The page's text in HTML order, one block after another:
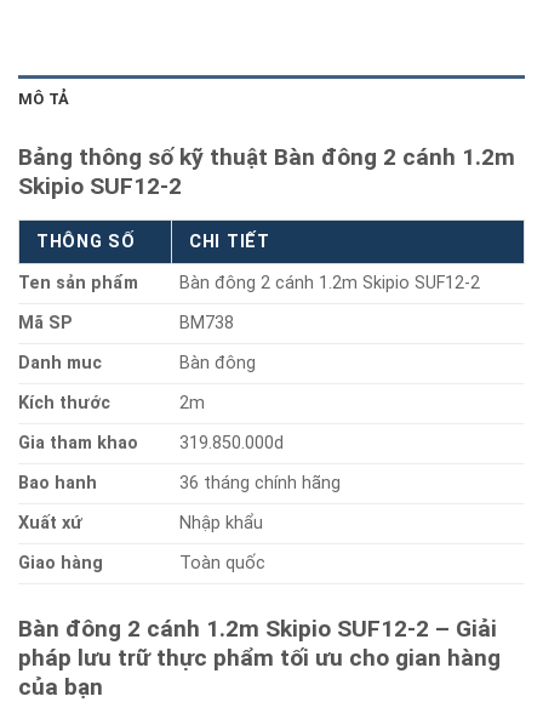
MÔ TẢ
Bảng thông số kỹ thuật Bàn đông 2 cánh 1.2m
Skipio SUF12-2
THÔNG SỐ
CHI TIẾT
Ten sản phẩm
Bàn đông 2 cánh 1.2m Skipio SUF12-2
Mã SP
BM738
Danh muc
Bàn đông
Kích thước
2m
Gia tham khao
319.850.000d
Bao hanh
36 tháng chính hãng
Xuất xứ
Nhập khẩu
Giao hàng
Toàn quốc
Bàn đông 2 cánh 1.2m Skipio SUF12-2 – Giải
pháp lưu trữ thực phẩm tối ưu cho gian hàng
của bạn